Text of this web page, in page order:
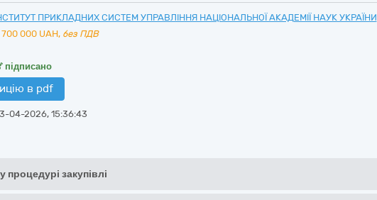
ПРИКЛАДНИХ СИСТЕМ УПРАВЛІННЯ НАЦІОНАЛЬНОЇ АКАДЕМІЇ НАУК УКРАЇНИ
700 000 UAH, без ПДВ
підписано
в pdf
04-2026, 15:36:43
процедурі закупівлі